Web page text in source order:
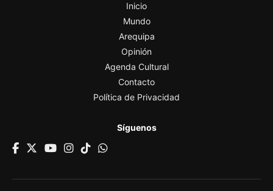
Inicio
Mundo
Arequipa
Opinión
Agenda Cultural
Contacto
Política de Privacidad
Síguenos